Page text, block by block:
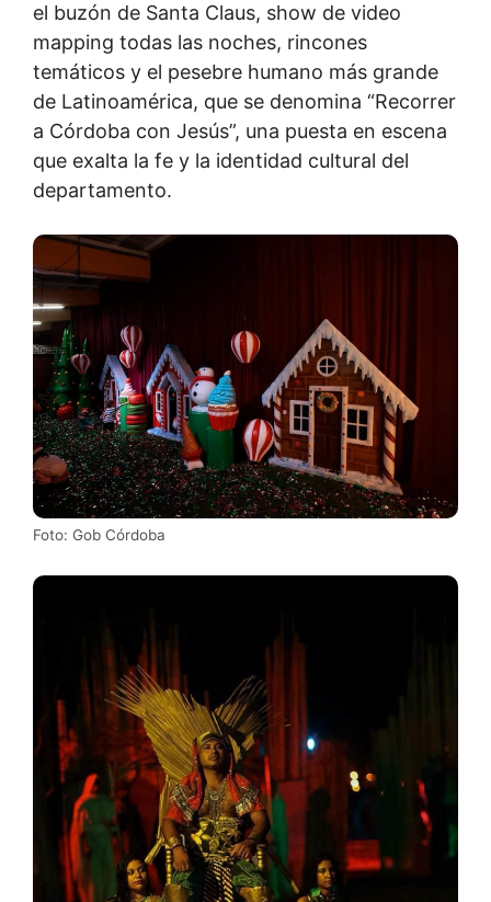
el buzón de Santa Claus, show de video
mapping todas las noches, rincones
temáticos y el pesebre humano más grande
de Latinoamérica, que se denomina “Recorrer
a Córdoba con Jesús”, una puesta en escena
que exalta la fe y la identidad cultural del
departamento.
Foto: Gob Córdoba